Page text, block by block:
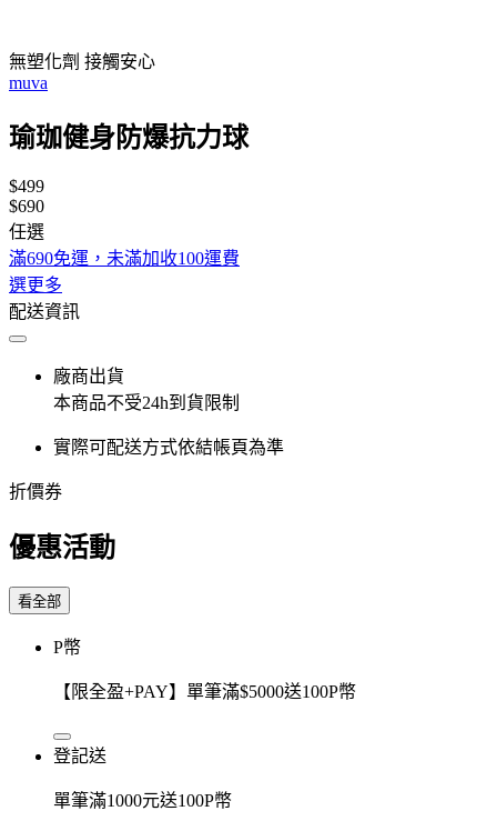
無塑化劑 接觸安心
muva
瑜珈健身防爆抗力球
$499
$690
任選
滿690免運，未滿加收100運費
選更多
配送資訊
廠商出貨
本商品不受24h到貨限制
實際可配送方式依結帳頁為準
折價券
優惠活動
看全部
P幣
【限全盈+PAY】單筆滿$5000送100P幣
登記送
單筆滿1000元送100P幣